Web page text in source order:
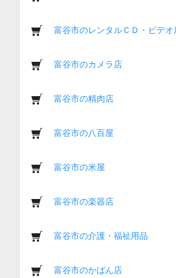
富谷市のレンタルＣＤ・ビデオ
富谷市のカメラ店
富谷市の精肉店
富谷市の八百屋
富谷市の米屋
富谷市の楽器店
富谷市の介護・福祉用品
富谷市のかばん店